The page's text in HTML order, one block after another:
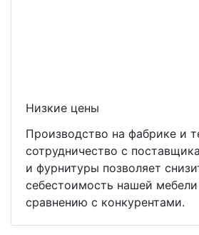
Низкие цены
Производство на фабрике и
сотрудничество с
и фурнитуры позволяет
себестоимость нашей
сравнению с конкурентами.